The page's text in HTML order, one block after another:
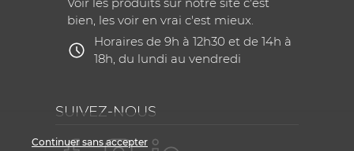
bien, les voir en vrai c'est mieux.
Horaires de 9h à 12h30 et de 14h à
18h, du lundi au vendredi
SUIVEZ-NOUS
Continuer sans accepter